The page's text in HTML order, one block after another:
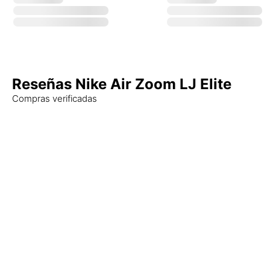
Reseñas Nike Air Zoom LJ Elite
Compras verificadas